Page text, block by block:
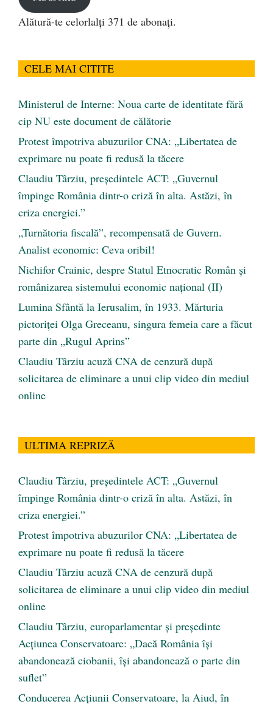
Alătură-te celorlalți 371 de abonați.
CELE MAI CITITE
Ministerul de Interne: Noua carte de identitate fără
cip NU este document de călătorie
Protest împotriva abuzurilor CNA: „Libertatea de
exprimare nu poate fi redusă la tăcere
Claudiu Târziu, președintele ACT: „Guvernul
împinge România dintr-o criză în alta. Astăzi, în
criza energiei.”
„Turnătoria fiscală”, recompensată de Guvern.
Analist economic: Ceva oribil!
Nichifor Crainic, despre Statul Etnocratic Român şi
românizarea sistemului economic naţional (II)
Lumina Sfântă la Ierusalim, în 1933. Mărturia
pictoriței Olga Greceanu, singura femeia care a făcut
parte din „Rugul Aprins”
Claudiu Târziu acuză CNA de cenzură după
solicitarea de eliminare a unui clip video din mediul
online
ULTIMA REPRIZĂ
Claudiu Târziu, președintele ACT: „Guvernul
împinge România dintr-o criză în alta. Astăzi, în
criza energiei.”
Protest împotriva abuzurilor CNA: „Libertatea de
exprimare nu poate fi redusă la tăcere
Claudiu Târziu acuză CNA de cenzură după
solicitarea de eliminare a unui clip video din mediul
online
Claudiu Târziu, europarlamentar și președinte
Acțiunea Conservatoare: „Dacă România își
abandonează ciobanii, își abandonează o parte din
suflet”
Conducerea Acțiunii Conservatoare, la Aiud, în